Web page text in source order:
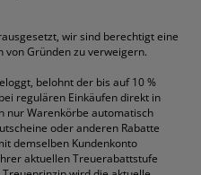
wir sind berechtigt eine
von Gründen zu verweigern.
belohnt der bis auf 10 %
regulären Einkäufen direkt in
nur Warenkörbe automatisch
oder anderen Rabatte
demselben Kundenkonto
aktuellen Treuerabattstufe